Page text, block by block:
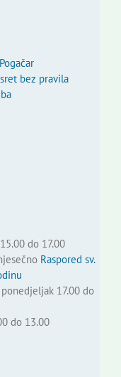
bez pravila
do 17.00
Raspored sv.
17.00 do
do 13.00